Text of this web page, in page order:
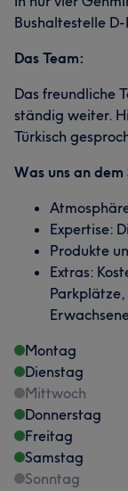
Bushaltestelle
Das Team:
Das freundliche
ständig weiter.
Türkisch
Was uns an
Expertise:
Produkte
Extras:
Montag
Dienstag
Mittwoch
Donnerstag
Freitag
Samstag
Sonntag